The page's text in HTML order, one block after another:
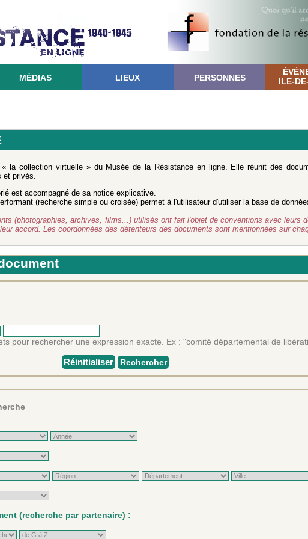
MÉDIAS LIEUX PERSONNES
ILE-
la collection virtuelle » du Musée de la Résistance en ligne. Elle réunit des
et privés.
est accompagné de sa notice explicative.
(recherche simple ou croisée) permet à l'utilisateur d'utiliser la base de
(photographies, archives, films...) utilisés ont fait l'objet de conventions avec leurs
accord. Les coordonnées des détenteurs des documents sont mentionnées sur
pour rechercher une expression exacte. Ex : "comité départemental de
Réinitialiser Rechercher
(recherche par partenaire) :